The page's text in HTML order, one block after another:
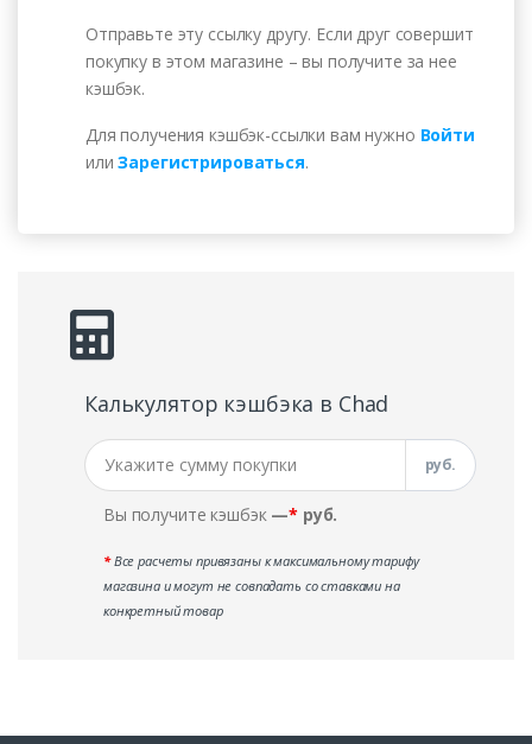
Отправьте эту ссылку другу. Если друг совершит
покупку в этом магазине – вы получите за нее
кэшбэк.
Для получения кэшбэк-ссылки вам нужно Войти
илиЗарегистрироваться.
Калькулятор кэшбэка в Chad
руб.
Вы получите кэшбэк —* руб.
*Все расчеты привязаны к максимальному тарифу
магазина и могут не совпадать со ставками на
конкретный товар